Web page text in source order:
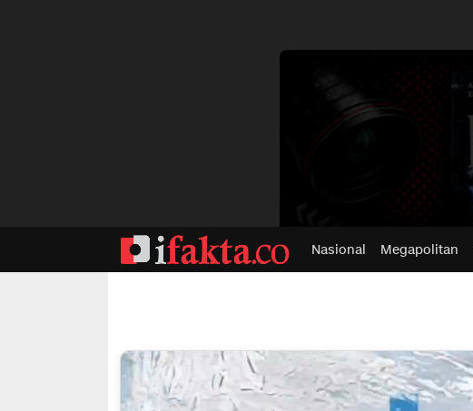
Nasional Megapolitan